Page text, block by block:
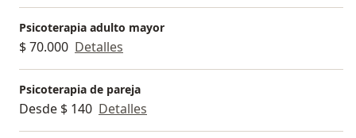
Psicoterapia adulto mayor
$ 70.000 Detalles
Psicoterapia de pareja
Desde $ 140 Detalles